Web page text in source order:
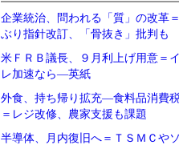
企業統治、問われる「質」の改革
ぶり指針改訂、「骨抜き」批判も
米ＦＲＢ議長、９月利上げ用意＝
レ加速なら―英紙
外食、持ち帰り拡充―食料品消費
＝レジ改修、農家支援も課題
半導体、月内復旧へ＝ＴＳＭＣや